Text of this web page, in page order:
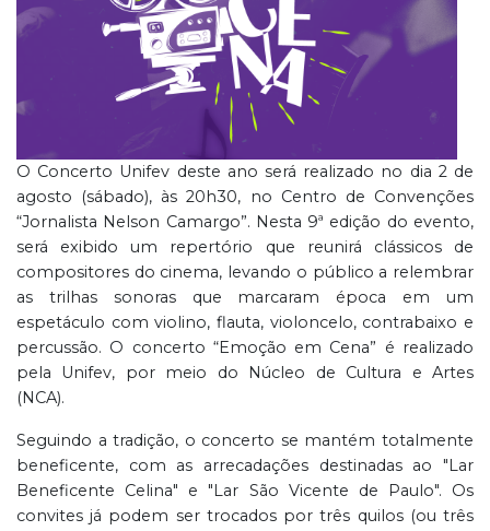
O Concerto Unifev deste ano será realizado no dia 2 de
agosto (sábado), às 20h30, no Centro de Convenções
“Jornalista Nelson Camargo”. Nesta 9ª edição do evento,
será exibido um repertório que reunirá clássicos de
compositores do cinema, levando o público a relembrar
as trilhas sonoras que marcaram época em um
espetáculo com violino, flauta, violoncelo, contrabaixo e
percussão. O concerto “Emoção em Cena” é realizado
pela Unifev, por meio do Núcleo de Cultura e Artes
(NCA).
Seguindo a tradição, o concerto se mantém totalmente
beneficente, com as arrecadações destinadas ao "Lar
Beneficente Celina" e "Lar São Vicente de Paulo". Os
convites já podem ser trocados por três quilos (ou três